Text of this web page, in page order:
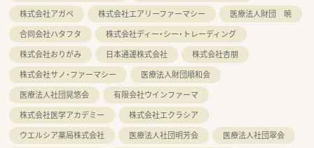
株式会社アガペ
株式会社エアリーファーマシー
医療法人財団 暁
合同会社ハタフタ
株式会社ディー・シー・トレーディング
株式会社おりがみ
日本通運株式会社
株式会社杏朋
株式会社サノ・ファーマシー
医療法人財団順和会
医療法人社団晃悠会
有限会社ウインファーマ
株式会社医学アカデミー
株式会社エクラシア
ウエルシア薬局株式会社
医療法人社団明芳会
医療法人社団翠会